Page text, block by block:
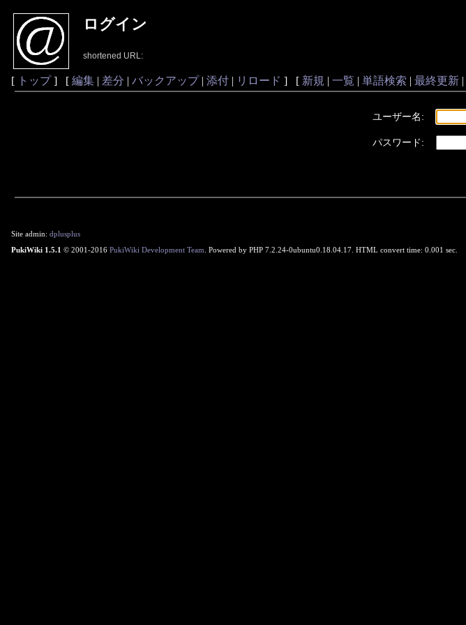
ログイン
shortened URL:
[ トップ] [ 編集 | 差分 | バックアップ| 添付 | リロード ] [ 新規 | 一覧 | 単語検索 | 最終更新 |
ユーザー名:
パスワード:
Site admin: dplusplus
PukiWiki 1.5.1 © 2001-2016 PukiWiki Development Team . Powered by PHP 7.2.24-0ubuntu0.18.04.17. HTML convert time: 0.001 sec.